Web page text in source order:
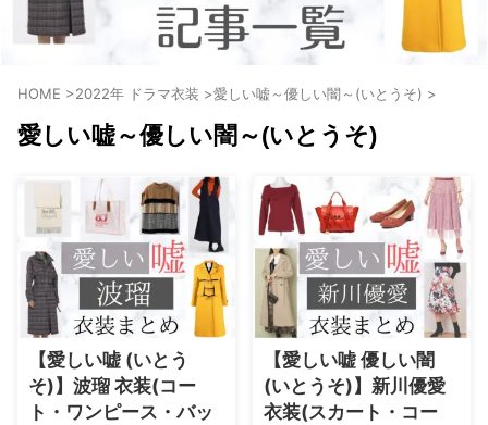
・高畑充希
さとうほなみ
・前田敦子
・ 水川あさみ
松岡茉優
・福原遥
・小芝風花
・木南晴夏
・今田美桜
・清原果耶
・ 菜々緒
HOME >2022年 ドラマ衣装 >愛しい嘘～優しい闇～(いとうそ) >
愛しい嘘～優しい闇～(いとうそ)
【愛しい嘘 (いとう
そ)】波瑠 衣装(コー
ト・ワンピース・バッ
【愛しい嘘 優しい闇
(いとうそ)】新川優愛
衣装(スカート・コー